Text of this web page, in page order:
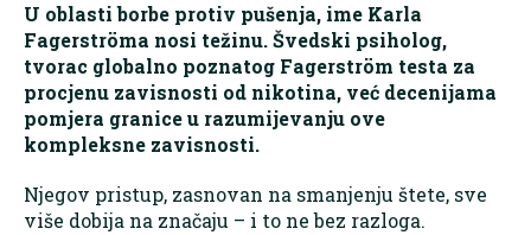
U oblasti borbe protiv pušenja, ime Karla
Fagerströma nosi težinu. Švedski psiholog,
tvorac globalno poznatog Fagerström testa za
procjenu zavisnosti od nikotina, već decenijama
pomjera granice u razumijevanju ove
kompleksne zavisnosti.
Njegov pristup, zasnovan na smanjenju štete, sve
više dobija na značaju – i to ne bez razloga.